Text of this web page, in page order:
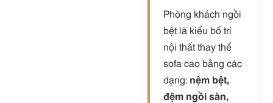
Phòng khách ngồi
bệt là kiểu bố trí
nội thất thay thế
sofa cao bằng các
dạng: nệm bệt,
đệm ngồi sàn,